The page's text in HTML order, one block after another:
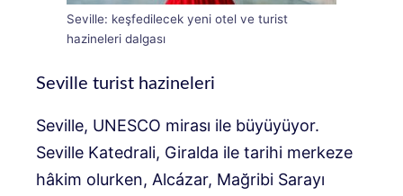
Seville: keşfedilecek yeni otel ve turist
hazineleri dalgası
Seville turist hazineleri
Seville, UNESCO mirası ile büyüyüyor.
Seville Katedrali, Giralda ile tarihi merkeze
hâkim olurken, Alcázar, Mağribi Sarayı